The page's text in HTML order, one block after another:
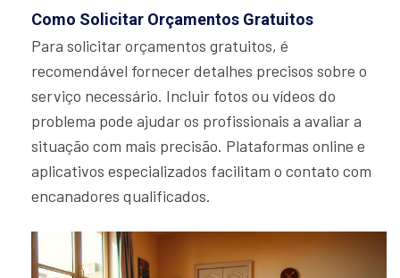
Como Solicitar Orçamentos Gratuitos
Para solicitar orçamentos gratuitos, é
recomendável fornecer detalhes precisos sobre o
serviço necessário. Incluir fotos ou vídeos do
problema pode ajudar os profissionais a avaliar a
situação com mais precisão. Plataformas online e
aplicativos especializados facilitam o contato com
encanadores qualificados.